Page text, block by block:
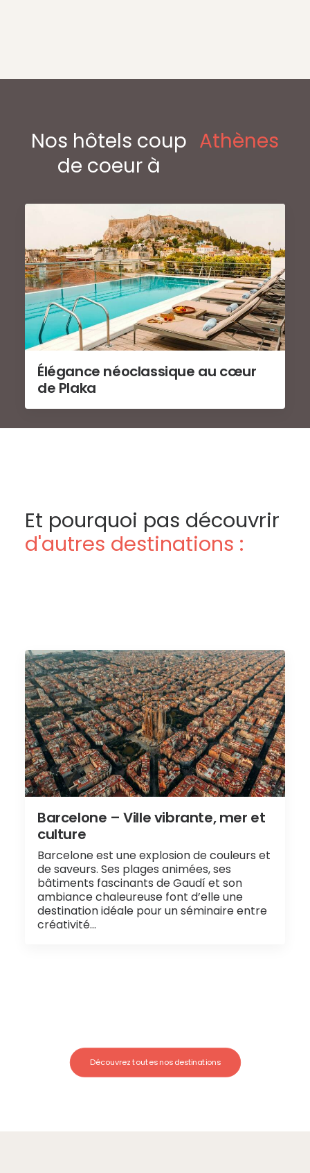
Nos hôtels coup
de coeur à
Athènes
Élégance néoclassique au cœur
de Plaka
Et pourquoi pas découvrir
d'autres destinations :
Barcelone – Ville vibrante, mer et
culture
Barcelone est une explosion de couleurs et
de saveurs. Ses plages animées, ses
bâtiments fascinants de Gaudí et son
ambiance chaleureuse font d’elle une
destination idéale pour un séminaire entre
créativité…
Découvrez toutes nos destinations